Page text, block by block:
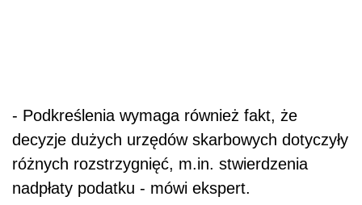
- Podkreślenia wymaga również fakt, że
decyzje dużych urzędów skarbowych dotyczyły
różnych rozstrzygnięć, m.in. stwierdzenia
nadpłaty podatku - mówi ekspert.